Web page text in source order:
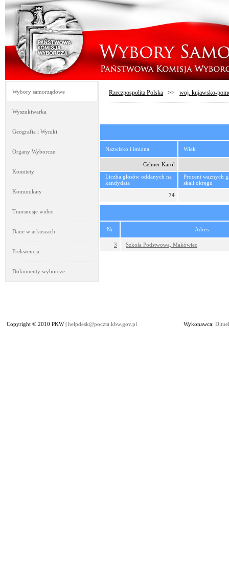
Wybory samorządowe
Wyszukiwarka
Geografia i Wyniki
Organy Wyborcze
Komitety
Komunikaty
Transmisje wideo
Dane w arkuszach
Frekwencja
Dokumenty wyborcze
Rzeczpospolita Polska >> woj. kujawsko-
Nazwisko i imiona Wiek
Celmer Karol
Liczba głosów oddanych na
kandydata
Procent ważnych
skali okręgu
74
Nr Adres
3 Szkoła Podstwowa, Makówiec
Copyright © 2010 PKW | helpdesk@poczta.kbw.gov.pl Wykonawca: